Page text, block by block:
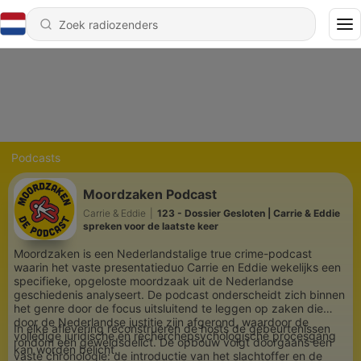
Podcasts
Moordzaken Podcast
Carrie & Eddie
123 - Dossier Gesloten | Carrie & Eddie
spreken voor de laatste keer
Moordzaken is een Nederlandstalige true crime-podcast
waarin het vaste presentatieduo Carrie en Eddie wekelijks een
specifieke, opgeloste moordzaak uit de Nederlandse
geschiedenis analyseert. De podcast onderscheidt zich binnen
het genre door de focus uitsluitend te leggen op zaken die
door de Nederlandse justitie zijn afgerond, waardoor de
volledige juridische en recherchepsychologische procesgang
kan worden belicht.
In elke aflevering reconstrueren de hosts de gebeurtenissen
rondom een geweldsdelict. De opbouw volgt doorgaans een
vaste chronologie: de introductie van het slachtoffer en de